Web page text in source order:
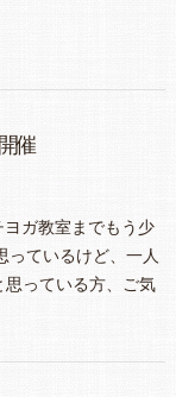
催
ヨガ教室までもう少
っているけど、一人
っている方、ご気